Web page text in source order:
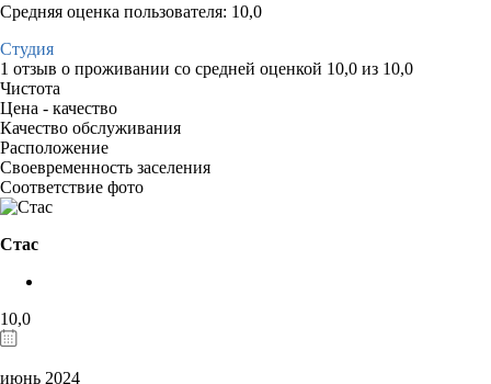
Средняя оценка пользователя: 10,0
Студия
1 отзыв о проживании со средней оценкой 10,0 из 10,0
Чистота
Цена - качество
Качество обслуживания
Расположение
Своевременность заселения
Соответствие фото
Стас
10,0
июнь 2024